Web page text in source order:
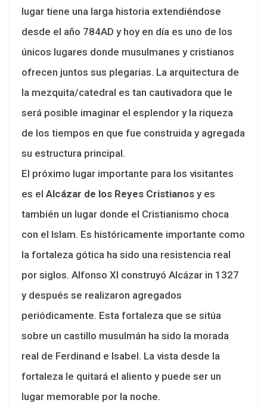
lugar tiene una larga historia extendiéndose
desde el año 784AD y hoy en día es uno de los
únicos lugares donde musulmanes y cristianos
ofrecen juntos sus plegarias. La arquitectura de
la mezquita/catedral es tan cautivadora que le
será posible imaginar el esplendor y la riqueza
de los tiempos en que fue construida y agregada
su estructura principal.
El próximo lugar importante para los visitantes
es el Alcázar de los Reyes Cristianos y es
también un lugar donde el Cristianismo choca
con el Islam. Es históricamente importante como
la fortaleza gótica ha sido una resistencia real
por siglos. Alfonso XI construyó Alcázar in 1327
y después se realizaron agregados
periódicamente. Esta fortaleza que se sitúa
sobre un castillo musulmán ha sido la morada
real de Ferdinand e Isabel. La vista desde la
fortaleza le quitará el aliento y puede ser un
lugar memorable por la noche.